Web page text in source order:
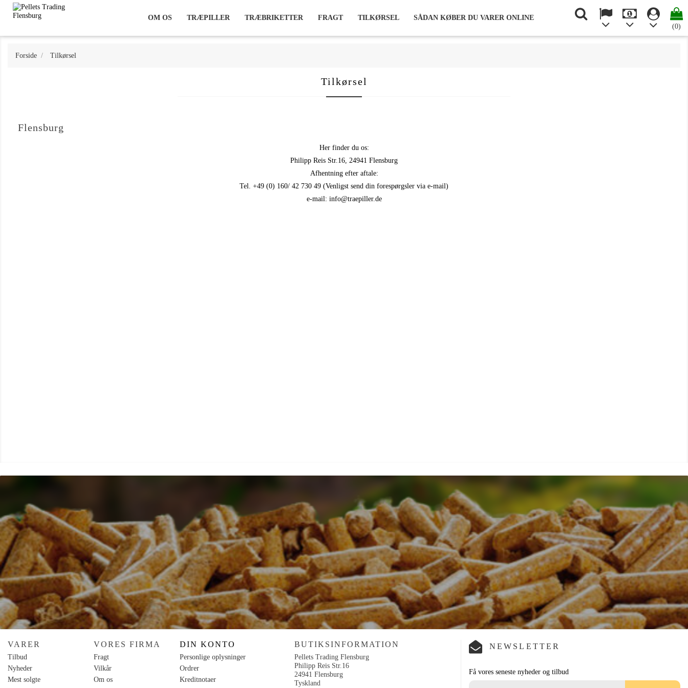
OM OS TRÆPILLER TRÆBRIKETTER FRAGT TILKØRSEL
SÅDAN KØBER DU VARER ONLINE
(0)
Forside Tilkørsel
Tilkørsel
Flensburg
Her finder du os:
Philipp Reis Str.16, 24941 Flensburg
Afhentning efter aftale:
Tel. +49 (0) 160/ 42 730 49 (Venligst send din forespørgsler via e-mail)
e-mail: info@traepiller.de
VARER
Tilbud
Nyheder
Mest solgte
VORES FIRMA
Fragt
Vilkår
Om os
DIN KONTO
Personlige oplysninger
Ordrer
Kreditnotaer
BUTIKSINFORMATION
Pellets Trading Flensburg
Philipp Reis Str.16
24941 Flensburg
Tyskland
NEWSLETTER
Få vores seneste nyheder og tilbud